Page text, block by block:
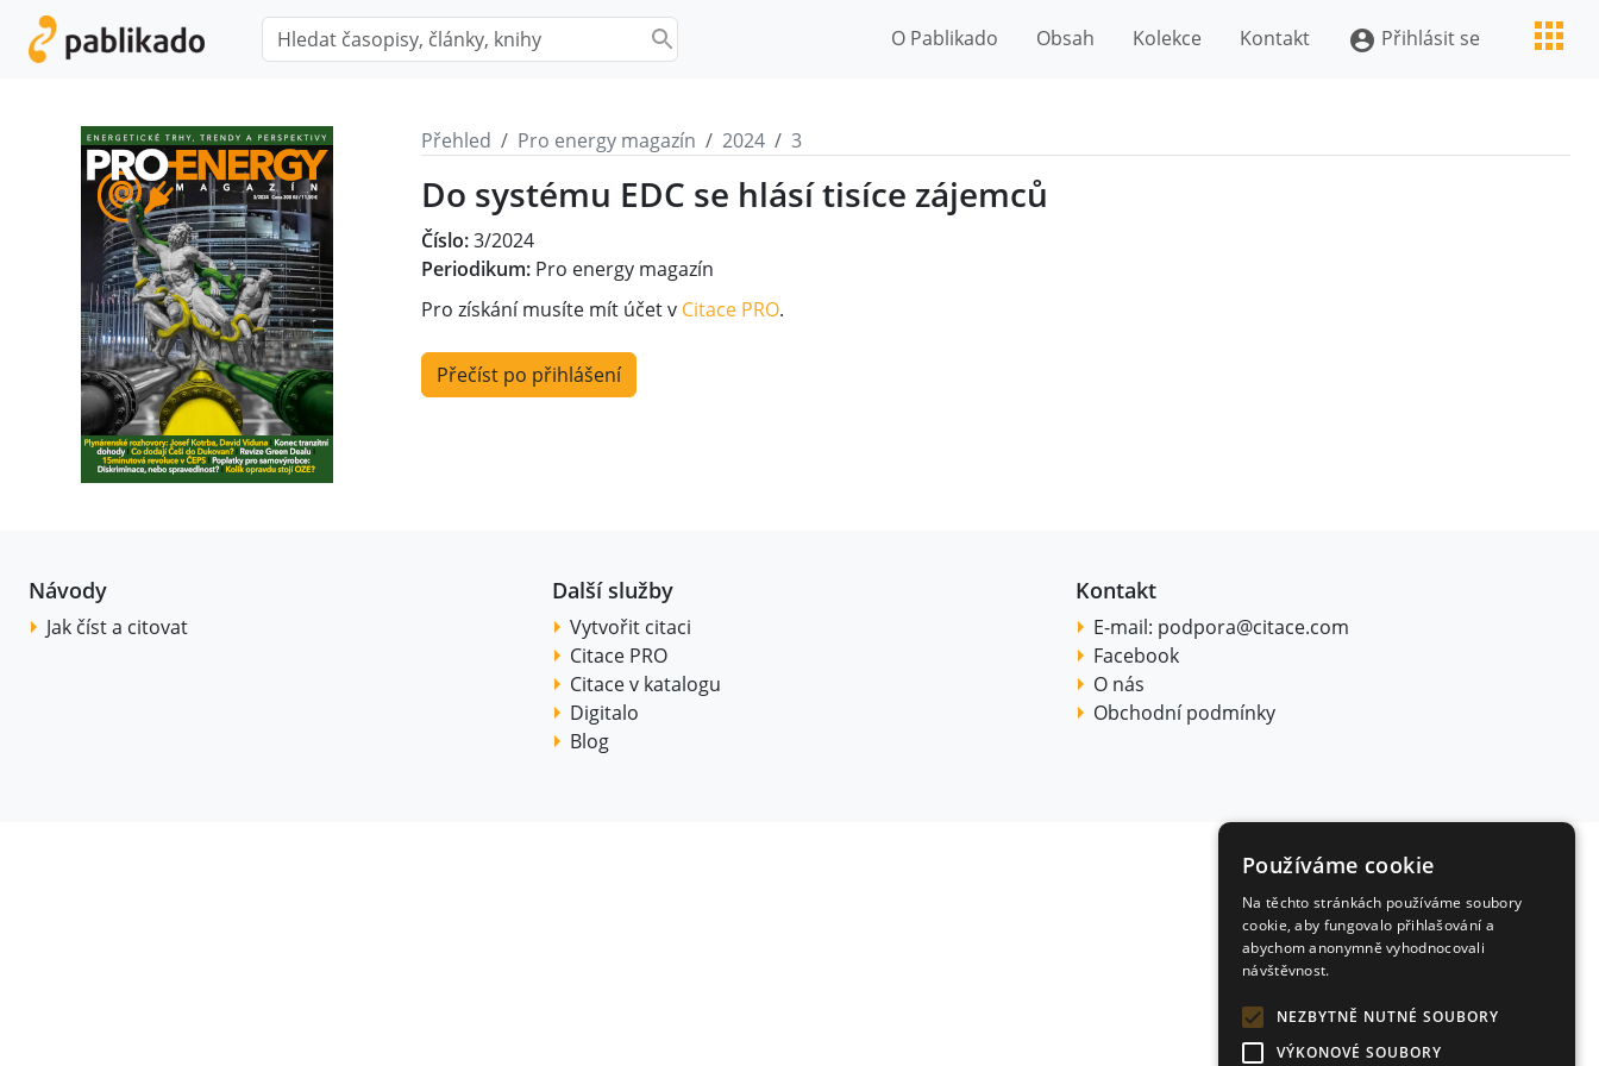
O Pablikado Obsah Kolekce Kontakt account_circle Přihlásit se
Přehled Pro energy magazín 2024 3
Do systému EDC se hlásí tisíce zájemců
Číslo:3/2024
Periodikum: Pro energy magazín
Pro získání musíte mít účet v Citace PRO.
Přečíst po přihlášení
Návody
Jak číst a citovat
Další služby
Vytvořit citaci
Citace PRO
Citace v katalogu
Digitalo
Blog
Kontakt
E-mail: podpora@citace.com
Facebook
O nás
Obchodní podmínky
Používáme cookie
Na těchto stránkách používáme soubory
cookie, aby fungovalo přihlašování a
abychom anonymně vyhodnocovali
návštěvnost.
NEZBYTNĚ NUTNÉ SOUBORY
VÝKONOVÉ SOUBORY